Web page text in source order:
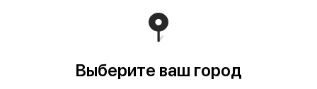
Выберите ваш город